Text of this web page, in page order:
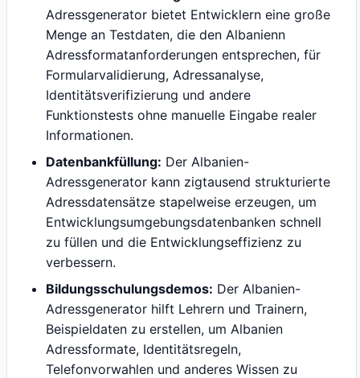
Adressgenerator bietet Entwicklern eine große
Menge an Testdaten, die den Albanienn
Adressformatanforderungen entsprechen, für
Formularvalidierung, Adressanalyse,
Identitätsverifizierung und andere
Funktionstests ohne manuelle Eingabe realer
Informationen.
Datenbankfüllung: Der Albanien-
Adressgenerator kann zigtausend strukturierte
Adressdatensätze stapelweise erzeugen, um
Entwicklungsumgebungsdatenbanken schnell
zu füllen und die Entwicklungseffizienz zu
verbessern.
Bildungsschulungsdemos: Der Albanien-
Adressgenerator hilft Lehrern und Trainern,
Beispieldaten zu erstellen, um Albanien
Adressformate, Identitätsregeln,
Telefonvorwahlen und anderes Wissen zu